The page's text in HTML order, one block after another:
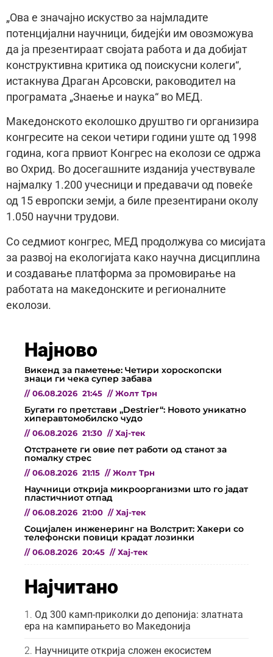
„Ова е значајно искуство за најмладите
потенцијални научници, бидејќи им овозможува
да ја презентираат својата работа и да добијат
конструктивна критика од поискусни колеги“,
истакнува Драган Арсовски, раководител на
програмата „Знаење и наука“ во МЕД.
Македонското еколошко друштво ги организира
конгресите на секои четири години уште од 1998
година, кога првиот Конгрес на еколози се одржа
во Охрид. Во досегашните изданија учествувале
најмалку 1.200 учесници и предавачи од повеќе
од 15 европски земји, а биле презентирани околу
1.050 научни трудови.
Со седмиот конгрес, МЕД продолжува со мисијата
за развој на екологијата како научна дисциплина
и создавање платформа за промовирање на
работата на македонските и регионалните
еколози.
Најново
Викенд за паметење: Четири хороскопски
знаци ги чека супер забава
// 06.08.2026 21:45 // Жолт Трн
Бугати го претстави „Destrier“: Новото уникатно
хиперавтомобилско чудо
// 06.08.2026 21:30 // Хај-тек
Отстранете ги овие пет работи од станот за
помалку стрес
// 06.08.2026 21:15 // Жолт Трн
Научници открија микроорганизми што го јадат
пластичниот отпад
// 06.08.2026 21:00 // Хај-тек
Социјален инженеринг на Волстрит: Хакери со
телефонски повици крадат лозинки
// 06.08.2026 20:45 // Хај-тек
Најчитано
Од 300 камп-приколки до депонија: златната
ера на кампирањето во Македонија
Научниците открија сложен екосистем